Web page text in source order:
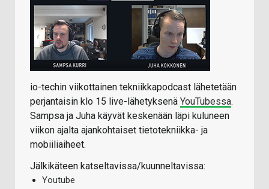
io-techin viikottainen tekniikkapodcast lähetetään
perjantaisin klo 15 live-lähetyksenä YouTubessa.
Sampsa ja Juha käyvät keskenään läpi kuluneen
viikon ajalta ajankohtaiset tietotekniikka- ja
mobiiliaiheet.
Jälkikäteen katseltavissa/kuunneltavissa:
Youtube